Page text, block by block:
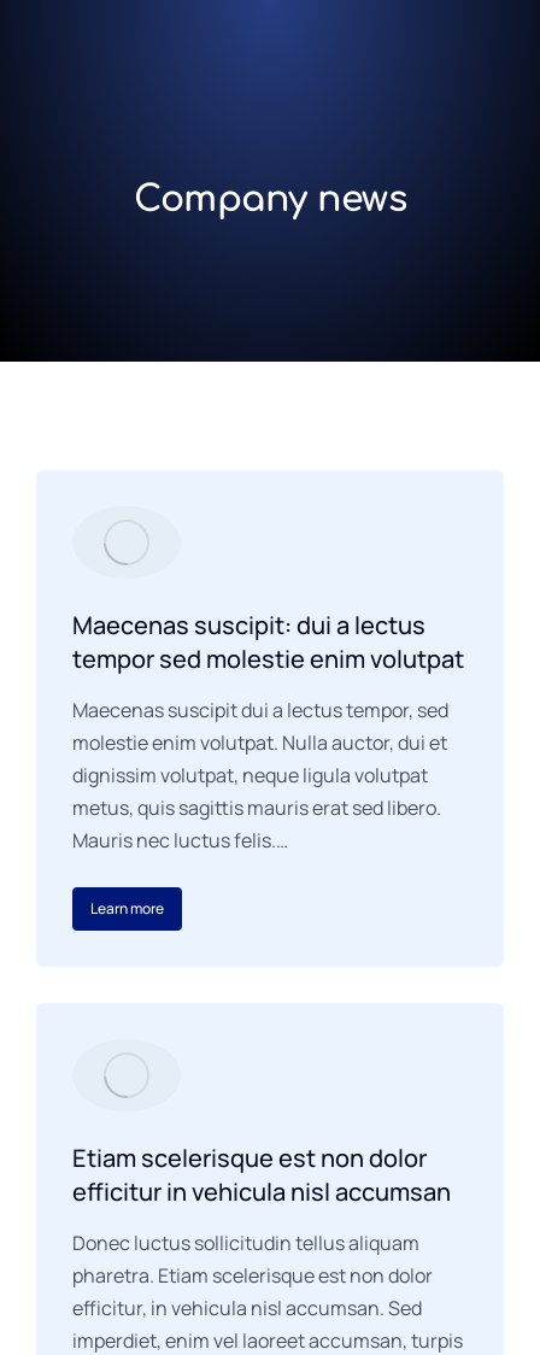
Company news
Maecenas suscipit: dui a lectus
tempor sed molestie enim volutpat
Maecenas suscipit dui a lectus tempor, sed
molestie enim volutpat. Nulla auctor, dui et
dignissim volutpat, neque ligula volutpat
metus, quis sagittis mauris erat sed libero.
Mauris nec luctus felis.…
Learn more
Etiam scelerisque est non dolor
efficitur in vehicula nisl accumsan
Donec luctus sollicitudin tellus aliquam
pharetra. Etiam scelerisque est non dolor
efficitur, in vehicula nisl accumsan. Sed
imperdiet, enim vel laoreet accumsan, turpis